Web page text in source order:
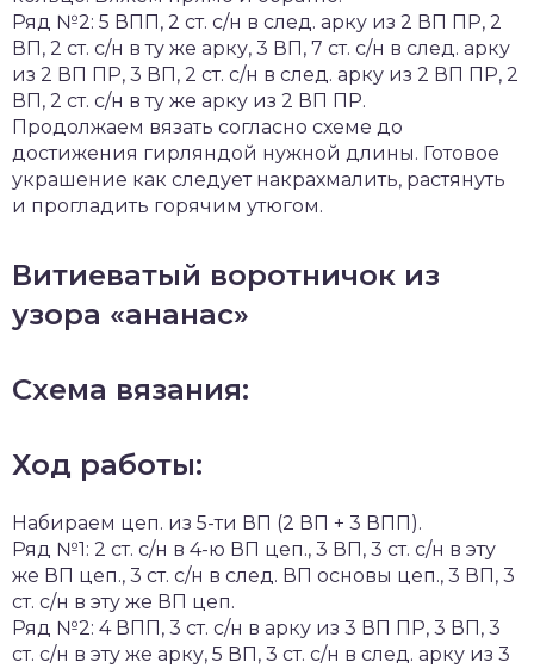
Ряд №2: 5 ВПП, 2 ст. с/н в след. арку из 2 ВП ПР, 2
ВП, 2 ст. с/н в ту же арку, 3 ВП, 7 ст. с/н в след. арку
из 2 ВП ПР, 3 ВП, 2 ст. с/н в след. арку из 2 ВП ПР, 2
ВП, 2 ст. с/н в ту же арку из 2 ВП ПР.
Продолжаем вязать согласно схеме до
достижения гирляндой нужной длины. Готовое
украшение как следует накрахмалить, растянуть
и прогладить горячим утюгом.
Витиеватый воротничок из
узора «ананас»
Схема вязания:
Ход работы:
Набираем цеп. из 5-ти ВП (2 ВП + 3 ВПП).
Ряд №1: 2 ст. с/н в 4-ю ВП цеп., 3 ВП, 3 ст. с/н в эту
же ВП цеп., 3 ст. с/н в след. ВП основы цеп., 3 ВП, 3
ст. с/н в эту же ВП цеп.
Ряд №2: 4 ВПП, 3 ст. с/н в арку из 3 ВП ПР, 3 ВП, 3
ст. с/н в эту же арку, 5 ВП, 3 ст. с/н в след. арку из 3